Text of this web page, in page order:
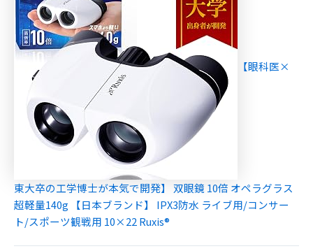
【眼科医×
東大卒の工学博士が本気で開発】 双眼鏡 10倍 オペラグラス
超軽量140g 【日本ブランド】 IPX3防水 ライブ用/コンサー
ト/スポーツ観戦用 10×22 Ruxis®